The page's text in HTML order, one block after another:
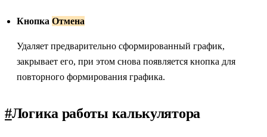
Кнопка Отмена
Удаляет предварительно сформированный график,
закрывает его, при этом снова появляется кнопка для
повторного формирования графика.
#Логика работы калькулятора